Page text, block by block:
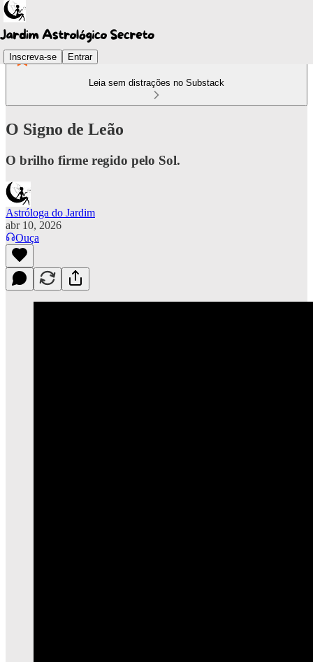
Inscreva-se Entrar
Leia sem distrações no Substack
O Signo de Leão
O brilho firme regido pelo Sol.
Astróloga do Jardim
abr 10, 2026
Ouça